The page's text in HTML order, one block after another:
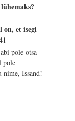
on, et isegi
pole otsa
pole
nime, Issand!